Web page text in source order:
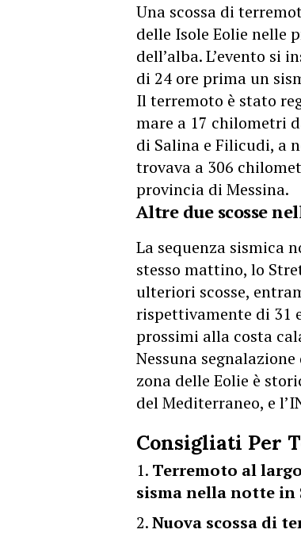
Una scossa di
delle Isole Eolie nelle
dell’alba. L’evento si
di 24 ore prima un
Il terremoto è stato
mare a 17 chilometri
di Salina e Filicudi, a
trovava a 306
provincia di Messina.
Altre due scosse
La sequenza sismica
stesso mattino, lo
ulteriori scosse,
rispettivamente di 31
prossimi alla costa
Nessuna
zona delle Eolie è
del Mediterraneo, e
Consigliati Per
Terremoto al
sisma nella notte in
Nuova scossa di